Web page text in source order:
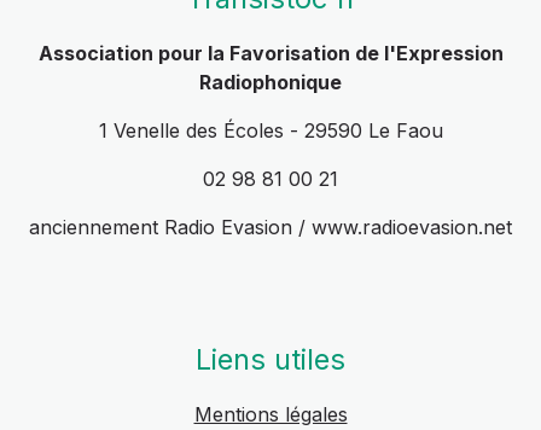
Association pour la Favorisation de l'Expression
Radiophonique
1 Venelle des Écoles - 29590 Le Faou
02 98 81 00 21
anciennement Radio Evasion / www.radioevasion.net
Liens utiles
Mentions légales